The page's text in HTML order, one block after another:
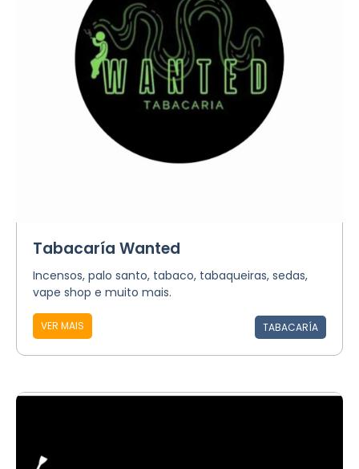
Tabacaría Wanted
Incensos, palo santo, tabaco, tabaqueiras, sedas,
vape shop e muito mais.
VER MAIS TABACARÍA